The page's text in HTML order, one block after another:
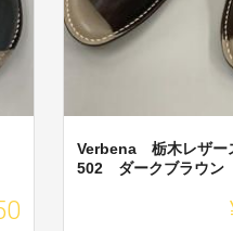
Verbena 栃木レザー
502 ダークブラウ